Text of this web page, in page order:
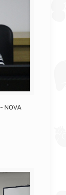
NOVA